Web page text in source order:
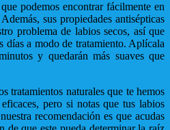
podemos encontrar fácilmente en
sus propiedades antisépticas
problema de labios secos, así que
días a modo de tratamiento. Aplícala
y quedarán más suaves que
tratamientos naturales que te hemos
pero si notas que tus labios
recomendación es que acudas